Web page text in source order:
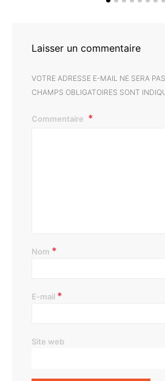
Laisser un commentaire
VOTRE ADRESSE E-MAIL NE SERA
CHAMPS OBLIGATOIRES SONT
Commentaire
Nom *
E-mail *
Site web